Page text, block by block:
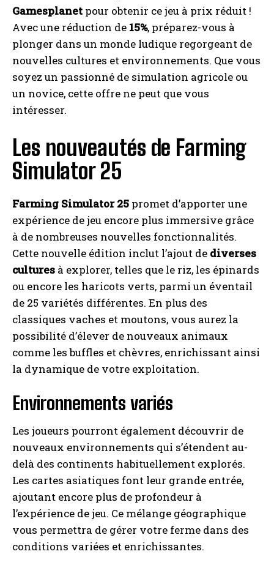
Gamesplanet pour obtenir ce jeu à prix réduit !
Avec une réduction de 15%, préparez-vous à
plonger dans un monde ludique regorgeant de
nouvelles cultures et environnements. Que vous
soyez un passionné de simulation agricole ou
un novice, cette offre ne peut que vous
intéresser.
Les nouveautés de Farming
Simulator 25
Farming Simulator 25 promet d’apporter une
expérience de jeu encore plus immersive grâce
à de nombreuses nouvelles fonctionnalités.
Cette nouvelle édition inclut l’ajout de diverses
cultures à explorer, telles que le riz, les épinards
ou encore les haricots verts, parmi un éventail
de 25 variétés différentes. En plus des
classiques vaches et moutons, vous aurez la
possibilité d’élever de nouveaux animaux
comme les buffles et chèvres, enrichissant ainsi
la dynamique de votre exploitation.
Environnements variés
Les joueurs pourront également découvrir de
nouveaux environnements qui s’étendent au-
delà des continents habituellement explorés.
Les cartes asiatiques font leur grande entrée,
ajoutant encore plus de profondeur à
l’expérience de jeu. Ce mélange géographique
vous permettra de gérer votre ferme dans des
conditions variées et enrichissantes.